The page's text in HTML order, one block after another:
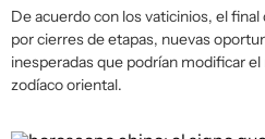
De acuerdo con los vaticinios, el
por cierres de etapas, nuevas
inesperadas que podrían modificar
zodíaco oriental.